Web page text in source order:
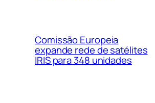
Comissão Europeia
expande rede de satélites
IRIS para 348 unidades